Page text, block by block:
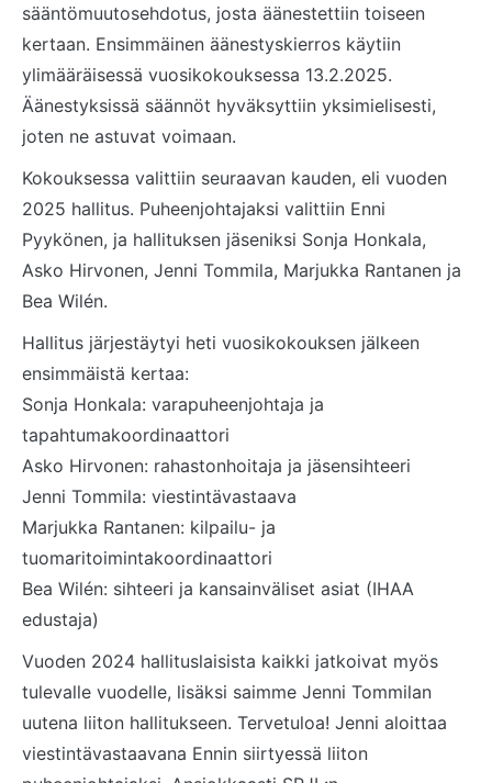
sääntömuutosehdotus, josta äänestettiin toiseen
kertaan. Ensimmäinen äänestyskierros käytiin
ylimääräisessä vuosikokouksessa 13.2.2025.
Äänestyksissä säännöt hyväksyttiin yksimielisesti,
joten ne astuvat voimaan.
Kokouksessa valittiin seuraavan kauden, eli vuoden
2025 hallitus. Puheenjohtajaksi valittiin Enni
Pyykönen, ja hallituksen jäseniksi Sonja Honkala,
Asko Hirvonen, Jenni Tommila, Marjukka Rantanen ja
Bea Wilén.
Hallitus järjestäytyi heti vuosikokouksen jälkeen
ensimmäistä kertaa:
Sonja Honkala: varapuheenjohtaja ja
tapahtumakoordinaattori
Asko Hirvonen: rahastonhoitaja ja jäsensihteeri
Jenni Tommila: viestintävastaava
Marjukka Rantanen: kilpailu- ja
tuomaritoimintakoordinaattori
Bea Wilén: sihteeri ja kansainväliset asiat (IHAA
edustaja)
Vuoden 2024 hallituslaisista kaikki jatkoivat myös
tulevalle vuodelle, lisäksi saimme Jenni Tommilan
uutena liiton hallitukseen. Tervetuloa! Jenni aloittaa
viestintävastaavana Ennin siirtyessä liiton